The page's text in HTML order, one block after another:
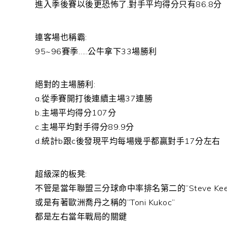
進入季後賽以後更恐怖了,對手平均得分只有86.8分
連客場也稱霸:
95~96賽季…..公牛拿下33場勝利
絕對的主場勝利:
a.從季賽開打後連續主場37連勝
b.主場平均得分107分
c.主場平均對手得分89.9分
d.統計b跟c後發現平均每場幾乎都贏對手17分左右
超級深的板凳:
不管是當年聯盟三分球命中率排名第二的”Steve
或是有著歐洲喬丹之稱的”Toni Kukoc”
都是左右當年戰局的關鍵